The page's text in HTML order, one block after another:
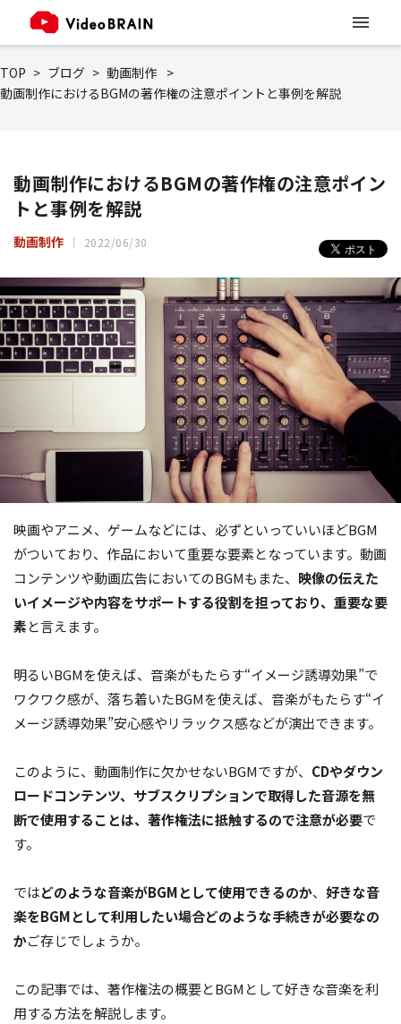
TOP ブログ
動画制作
動画制作におけるBGMの著作権の注意ポイントと事例を解説
動画制作におけるBGMの著作権の注意ポイン
トと事例を解説
動画制作 2022/06/30
映画やアニメ、ゲームなどには、必ずといっていいほどBGM
がついており、作品において重要な要素となっています。動画
コンテンツや動画広告においてのBGMもまた、 映像の伝えた
いイメージや内容をサポートする役割を担っており、重要な要
素と言えます。
明るいBGMを使えば、音楽がもたらす“イメージ誘導効果”で
ワクワク感が、落ち着いたBGMを使えば、音楽がもたらす“イ
メージ誘導効果”安心感やリラックス感などが演出できます。
このように、動画制作に欠かせないBGMですが、 CDやダウン
ロードコンテンツ、サブスクリプションで取得した音源を無
断で使用することは、著作権法に抵触するので注意が必要で
す。
ではどのような音楽がBGMとして使用できるのか、 好きな音
楽をBGMとして利用したい場合どのような手続きが必要なの
かご存じでしょうか。
この記事では、著作権法の概要とBGMとして好きな音楽を利
用する方法を解説します。